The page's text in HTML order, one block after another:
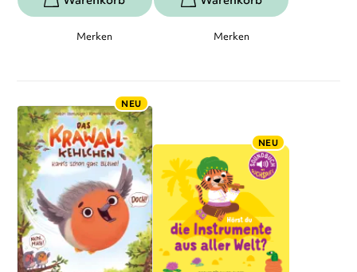
Merken Merken
NEU
NEU